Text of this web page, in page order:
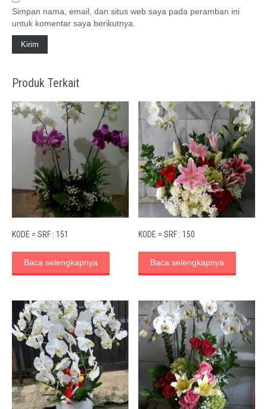
Simpan nama, email, dan situs web saya pada peramban ini
untuk komentar saya berikutnya.
Produk Terkait
KODE = SRF : 151
Baca selengkapnya
KODE = SRF : 150
Baca selengkapnya